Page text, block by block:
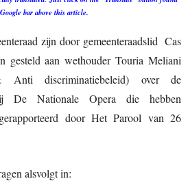
bar above this article.
zijn door gemeenteraadslid Cas
gesteld aan wethouder Touria Meliani
discriminatiebeleid) over de
De Nationale Opera die hebben
door Het Parool van 26
alsvolgt in: